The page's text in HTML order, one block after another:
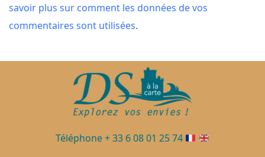
savoir plus sur comment les données de vos
commentaires sont utilisées.
Téléphone + 33 6 08 01 25 74